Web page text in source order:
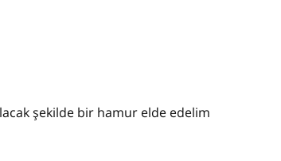
şekilde bir hamur elde edelim